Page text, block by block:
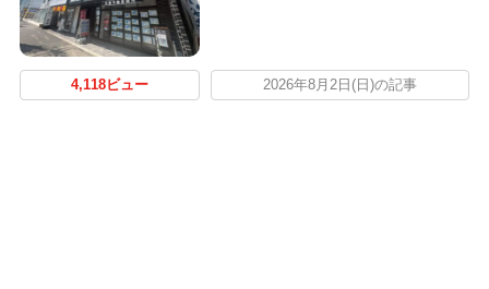
4,118ビュー 2026年8月2日(日)の記事